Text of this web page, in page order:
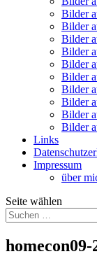
Bilder
Bilder
Bilder
Bilder
Bilder
Bilder
Bilder
Bilder
Bilder
Bilder
Links
Impressum
über
Seite wählen
homecon09-